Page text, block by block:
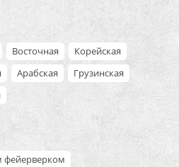
Восточная
Корейская
Арабская
Грузинская
фейерверком